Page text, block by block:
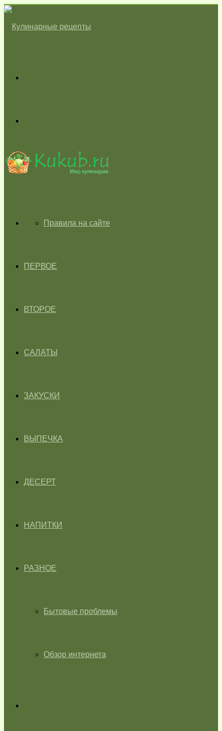
skin
ГЛАВНАЯПравила на сайте
ПЕРВОЕ
ВТОРОЕ
САЛАТЫ
ЗАКУСКИ
ВЫПЕЧКА
ДЕСЕРТ
НАПИТКИ
РАЗНОЕ
Бытовые проблемы
Обзор интернета